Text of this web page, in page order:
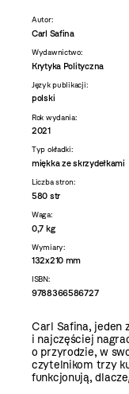
Autor:
Carl Safina
Wydawnictwo:
Krytyka Polityczna
Język publikacji:
polski
Rok wydania:
2021
Typ okładki:
miękka ze skrzydełkami
Liczba stron:
580 str
Waga:
0,7 kg
Wymiary:
132x210 mm
ISBN:
9788366586727
Carl Safina, jeden
i najczęściej
o przyrodzie, w
czytelnikom trzy
funkcjonują,